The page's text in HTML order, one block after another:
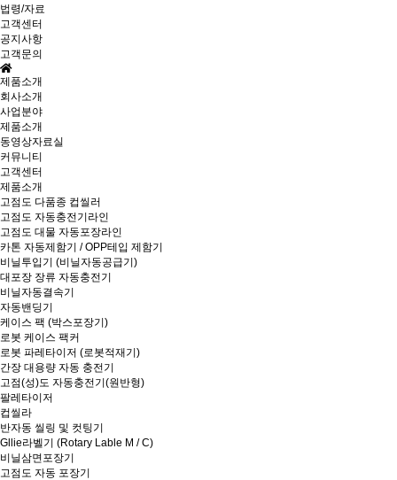
법령/자료
고객센터
공지사항
고객문의
제품소개
회사소개
사업분야
제품소개
동영상자료실
커뮤니티
고객센터
제품소개
고점도 다품종 컵씰러
고점도 자동충전기라인
고점도 대물 자동포장라인
카톤 자동제함기 / OPP테입 제함기
비닐투입기 (비닐자동공급기)
대포장 장류 자동충전기
비닐자동결속기
자동밴딩기
케이스 팩 (박스포장기)
로봇 케이스 팩커
로봇 파레타이저 (로봇적재기)
간장 대용량 자동 충전기
고점(성)도 자동충전기(원반형)
팔레타이저
컵씰라
반자동 씰링 및 컷팅기
Gllie라벨기 (Rotary Lable M / C)
비닐삼면포장기
고점도 자동 포장기